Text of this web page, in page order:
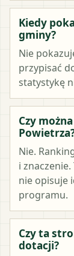
Kiedy
gminy?
Nie
przypisać
statystykę
Czy
Nie.
i
nie opisuje
programu.
Czy ta
dotacji?